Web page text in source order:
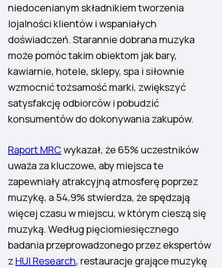
niedocenianym składnikiem tworzenia
lojalności klientów i wspaniałych
doświadczeń. Starannie dobrana muzyka
może pomóc takim obiektom jak bary,
kawiarnie, hotele, sklepy, spa i siłownie
wzmocnić tożsamość marki, zwiększyć
satysfakcję odbiorców i pobudzić
konsumentów do dokonywania zakupów.
Raport MRCwykazał, że 65% uczestników
uważa za kluczowe, aby miejsca te
zapewniały atrakcyjną atmosferę poprzez
muzykę, a 54,9% stwierdza, że spędzają
więcej czasu w miejscu, w którym cieszą się
muzyką. Według pięciomiesięcznego
badania przeprowadzonego przez ekspertów
z HUI Research, restauracje grające muzykę